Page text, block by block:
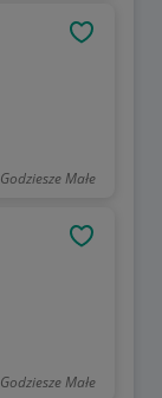
Godziesze Małe
Godziesze Małe